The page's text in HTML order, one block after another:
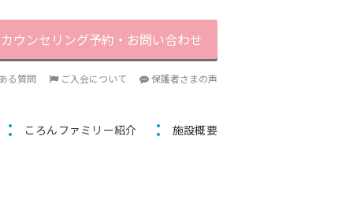
カウンセリング予約・お問い合わせ
る質問 ご入会について 保護者さまの声
ころんファミリー紹介 施設概要